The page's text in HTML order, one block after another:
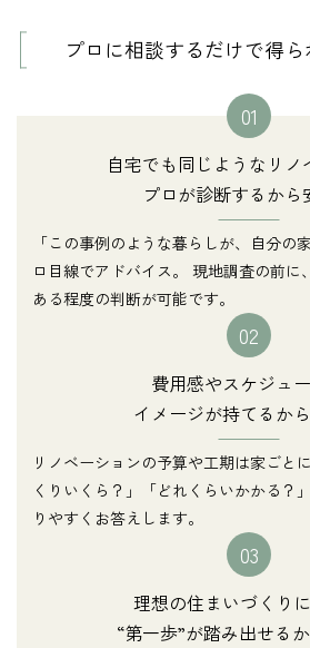
プロに相談するだけで得
01
自宅でも同じようなリノ
プロが診断するから
「この事例のような暮らしが、自分の
ロ目線でアドバイス。 現地調査の前に
ある程度の判断が可能です。
02
費用感やスケジュ
イメージが持てるか
リノベーションの予算や工期は家ごと
くりいくら？」「どれくらいかかる？
りやすくお答えします。
03
理想の住まいづくり
“第一歩”が踏み出せる